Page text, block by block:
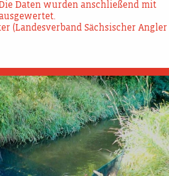
Daten wurden anschließend mit
(Landesverband Sächsischer Angler